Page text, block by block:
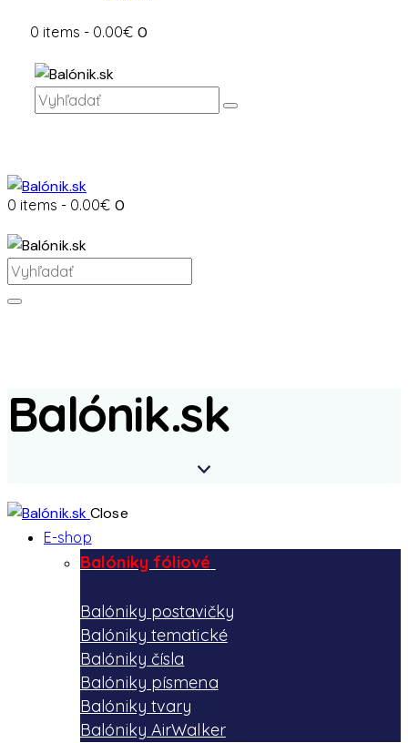
0 items - 0.00€ 0
0 items - 0.00€ 0
Balónik.sk
Close
E-shop
Balóniky fóliové
Balóniky postavičky
Balóniky tematické
Balóniky čísla
Balóniky písmena
Balóniky tvary
Balóniky AirWalker